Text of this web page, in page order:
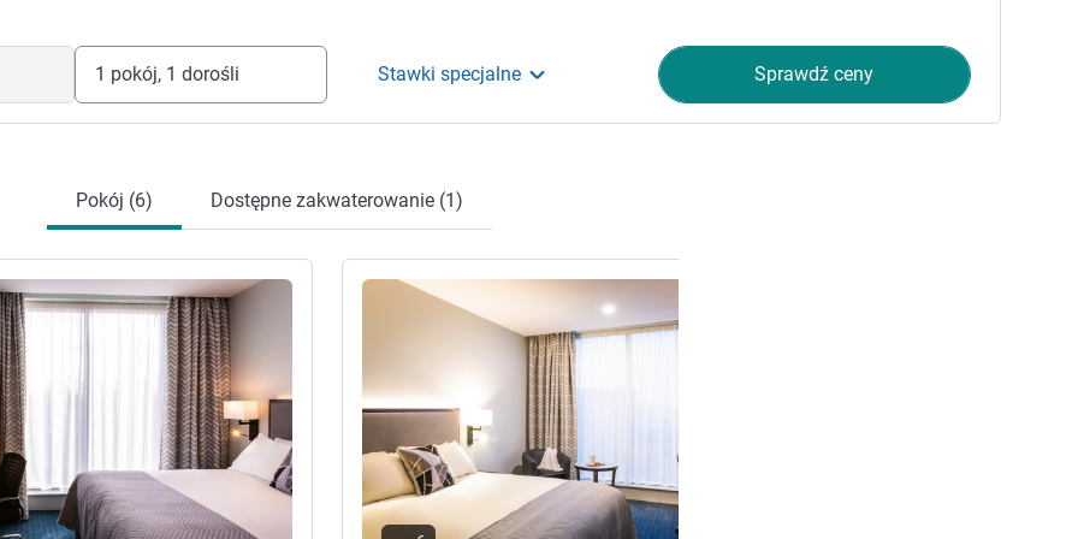
battery plant) Bridgwater is the
1 pokój, 1 dorośli Stawki specjalne Sprawdź ceny
Pokój (6) Dostępne zakwaterowanie (1)
Pokaż szczegóły